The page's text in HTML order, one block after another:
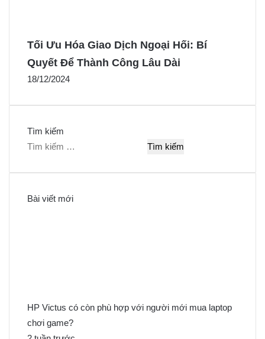
Tối Ưu Hóa Giao Dịch Ngoại Hối: Bí
Quyết Để Thành Công Lâu Dài
18/12/2024
Tìm kiếm
T
Bài viết mới
HP Victus có còn phù hợp với người mới mua laptop
chơi game?